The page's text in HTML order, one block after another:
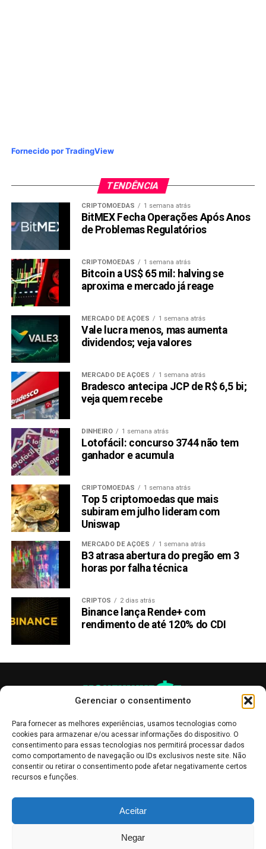
Gerenciar o consentimento
Para fornecer as melhores experiências, usamos tecnologias como
cookies para armazenar e/ou acessar informações do dispositivo. O
consentimento para essas tecnologias nos permitirá processar dados
como comportamento de navegação ou IDs exclusivos neste site. Não
consentir ou retirar o consentimento pode afetar negativamente certos
recursos e funções.
Aceitar
Negar
Fornecido por TradingView
TENDÊNCIA
CRIPTOMOEDAS 1 semana atrás
BitMEX Fecha Operações Após Anos
de Problemas Regulatórios
CRIPTOMOEDAS 1 semana atrás
Bitcoin a US$ 65 mil: halving se
aproxima e mercado já reage
MERCADO DE AÇÕES 1 semana atrás
Vale lucra menos, mas aumenta
dividendos; veja valores
MERCADO DE AÇÕES 1 semana atrás
Bradesco antecipa JCP de R$ 6,5 bi;
veja quem recebe
DINHEIRO 1 semana atrás
Lotofácil: concurso 3744 não tem
ganhador e acumula
CRIPTOMOEDAS 1 semana atrás
Top 5 criptomoedas que mais
subiram em julho lideram com
Uniswap
MERCADO DE AÇÕES 1 semana atrás
B3 atrasa abertura do pregão em 3
horas por falha técnica
CRIPTOS 2 dias atrás
Binance lança Rende+ com
rendimento de até 120% do CDI
informativo, servindo como boletins de divulgação, e não devem ser
interpretadas como recomendações de investimento.Leia mais
Bolsa de Valores